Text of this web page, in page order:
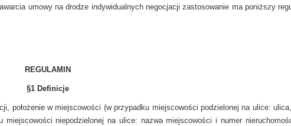
umowy na drodze indywidualnych negocjacji zastosowanie ma poniższy
REGULAMIN
§1 Definicje
położenie w miejscowości (w przypadku miejscowości podzielonej na ulice:
niepodzielonej na ulice: nazwa miejscowości i numer